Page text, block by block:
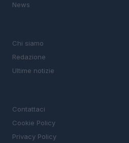
News
Chi siamo
Redazione
Ultime notizie
Contattaci
Cookie Policy
Privacy Policy